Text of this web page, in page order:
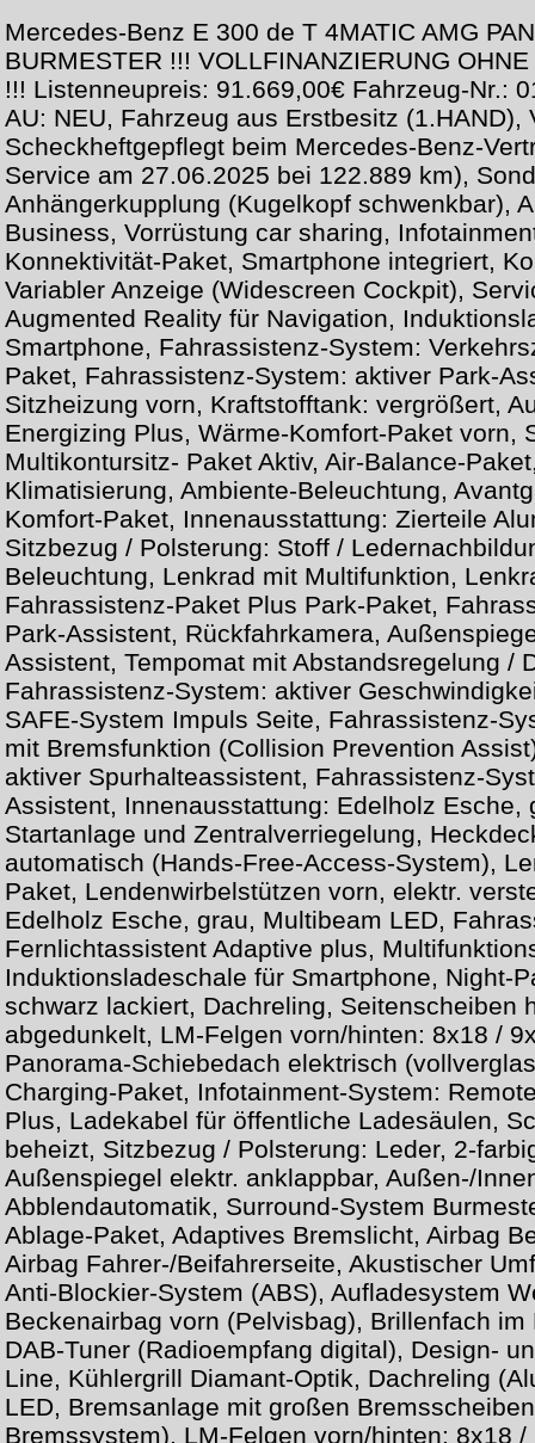
Mercedes-Benz E 300 de T 4MATIC AMG
BURMESTER !!! VOLLFINANZIERUNG
!!! Listenneupreis: 91.669,00€ Fahrzeug-Nr.:
AU: NEU, Fahrzeug aus Erstbesitz (1.HAND),
Scheckheftgepflegt beim Mercedes-Benz-
Service am 27.06.2025 bei 122.889 km),
Anhängerkupplung (Kugelkopf schwenkbar),
Business, Vorrüstung car sharing,
Konnektivität-Paket, Smartphone integriert,
Variabler Anzeige (Widescreen Cockpit),
Augmented Reality für Navigation,
Smartphone, Fahrassistenz-System:
Paket, Fahrassistenz-System: aktiver Park-
Sitzheizung vorn, Kraftstofftank: vergrößert,
Energizing Plus, Wärme-Komfort-Paket vorn,
Multikontursitz- Paket Aktiv, Air-Balance-
Klimatisierung, Ambiente-Beleuchtung,
Komfort-Paket, Innenausstattung: Zierteile
Sitzbezug / Polsterung: Stoff /
Beleuchtung, Lenkrad mit Multifunktion,
Fahrassistenz-Paket Plus Park-Paket,
Park-Assistent, Rückfahrkamera,
Assistent, Tempomat mit Abstandsregelung /
Fahrassistenz-System: aktiver
SAFE-System Impuls Seite, Fahrassistenz-
mit Bremsfunktion (Collision Prevention
aktiver Spurhalteassistent, Fahrassistenz-
Assistent, Innenausstattung: Edelholz Esche,
Startanlage und Zentralverriegelung,
automatisch (Hands-Free-Access-System),
Paket, Lendenwirbelstützen vorn, elektr.
Edelholz Esche, grau, Multibeam LED,
Fernlichtassistent Adaptive plus,
Induktionsladeschale für Smartphone, Night-
schwarz lackiert, Dachreling, Seitenscheiben
abgedunkelt, LM-Felgen vorn/hinten: 8x18 /
Panorama-Schiebedach elektrisch
Charging-Paket, Infotainment-System:
Plus, Ladekabel für öffentliche Ladesäulen,
beheizt, Sitzbezug / Polsterung: Leder, 2-
Außenspiegel elektr. anklappbar, Außen-/
Abblendautomatik, Surround-System
Ablage-Paket, Adaptives Bremslicht, Airbag
Airbag Fahrer-/Beifahrerseite, Akustischer
Anti-Blockier-System (ABS), Aufladesystem
Beckenairbag vorn (Pelvisbag), Brillenfach
DAB-Tuner (Radioempfang digital), Design-
Line, Kühlergrill Diamant-Optik, Dachreling
LED, Bremsanlage mit großen
Bremssystem), LM-Felgen vorn/hinten: 8x18